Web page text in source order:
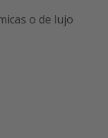
o de lujo